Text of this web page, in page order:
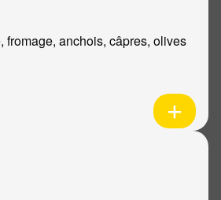
fromage, anchois, câpres, olives